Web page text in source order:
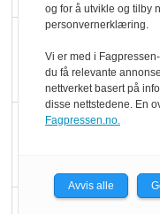
og for å utvikle og tilby
personvernerklæring.
Vi er med i
du få relevante
nettverket basert på
disse nettstedene. En
Fagpressen.no.
Avvis alle